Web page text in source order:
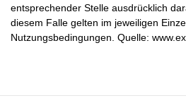
entsprechender Stelle ausdrücklich
diesem Falle gelten im jeweiligen
Nutzungsbedingungen. Quelle: